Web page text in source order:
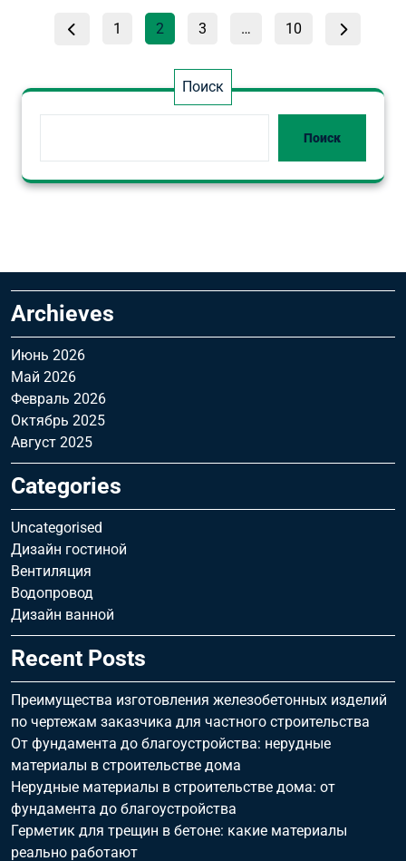
Пагинация
Страница
1 Страница
2 Страница
3 … Страница
10
Поиск
Поиск
Archieves
Июнь 2026
Май 2026
Февраль 2026
Октябрь 2025
Август 2025
Categories
Uncategorised
Дизайн гостиной
Вентиляция
Водопровод
Дизайн ванной
Recent Posts
Преимущества изготовления железобетонных изделий
по чертежам заказчика для частного строительства
От фундамента до благоустройства: нерудные
материалы в строительстве дома
Нерудные материалы в строительстве дома: от
фундамента до благоустройства
Герметик для трещин в бетоне: какие материалы
реально работают